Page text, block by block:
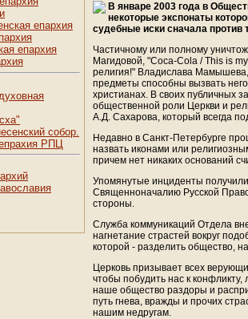
епархия
епархия
собор.
РПЦ
В январе 2003 года в
некоторые экспонаты
судебные иски сначала против
Частичному или полному
Магидовой, "Coca-Cola / This is
религия!" Владислава
предметы способны вызвать
христианах. В своих публичных
общественной роли Церкви и
А.Д. Сахарова, который всегда
Недавно в Санкт-Петербурге
назвать иконами или
причем нет никаких оснований
Упомянутые инциденты
Священноначалию Русской
стороны.
Служба коммуникаций Отдела
нагнетание страстей вокруг
которой - разделить общество,
Церковь призывает всех
чтобы побудить нас к
наше общество раздоры и
путь гнева, вражды и прочих
нашим недругам.